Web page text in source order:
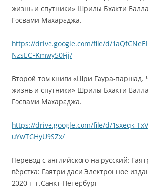
жизнь и спутники» Шрилы Бхакти
Госвами Махараджа.
https://drive.google.com/file/d/
NzsECFKmwy50Fjj/
Второй том книги «Шри Гаура-паршад.
жизнь и спутники» Шрилы Бхакти
Госвами Махараджа.
https://drive.google.com/file/d/1sxeqk-
uYwTGHyU9SZx/
Перевод с английского на русский:
вёрстка: Гаятри даси Электронное
2020 г. г.Санкт-Петербург